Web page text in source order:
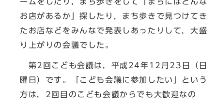
お店があるか」探したり，まち歩きで見つけてき
たお店などをみんなで発表しあったりして，大盛
り上がりの会議でした。
第2回こども会議は，平成24年12月23日（日
曜日）です。「こども会議に参加したい」という
方は，2回目のこども会議からでも大歓迎なの